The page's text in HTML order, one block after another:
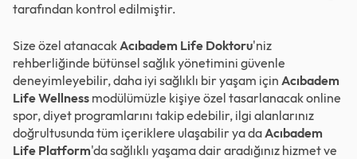
tarafından kontrol edilmiştir.
Size özel atanacakAcıbadem Life Doktoru'niz
rehberliğinde bütünsel sağlık yönetimini güvenle
deneyimleyebilir, daha iyi sağlıklı bir yaşam için Acıbadem
Life Wellness modülümüzle kişiye özel tasarlanacak online
spor, diyet programlarını takip edebilir, ilgi alanlarınız
doğrultusunda tüm içeriklere ulaşabilir ya daAcıbadem
Life Platform'da sağlıklı yaşama dair aradığınız hizmet ve